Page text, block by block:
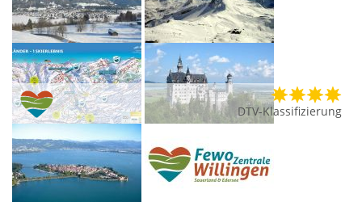
DTV-Klassifizierung